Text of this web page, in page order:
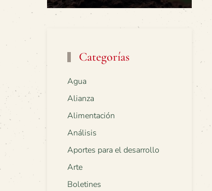
Categorías
Agua
Alianza
Alimentación
Análisis
Aportes para el desarrollo
Arte
Boletines